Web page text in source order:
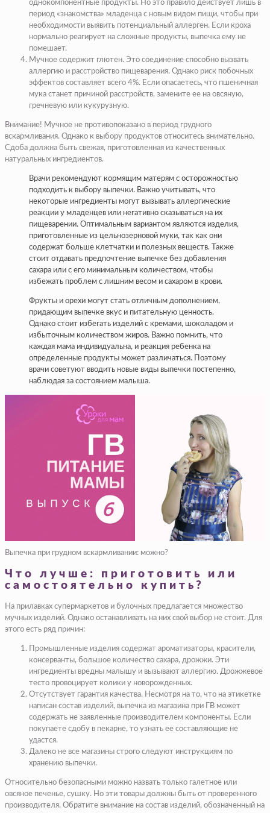
однокомпонентные продукты. Но это правило действует лишь в
период «знакомства» младенца с новым видом пищи, чтобы при
необходимости выявить потенциальный аллерген. Если кроха
нормально реагирует на сложные продукты, выпечка ему не
помешает.
Мучное содержит глютен. Это соединение способно вызвать
аллергию и расстройство пищеварения. Однако риск побочных
эффектов составляет всего 4%. Если опасаетесь, что пшеничная
мука станет причиной расстройств, замените ее на овсяную,
гречневую или кукурузную.
Внимание! Мучное не противопоказано в период грудного
вскармливания. Однако к выбору продуктов относитесь внимательно.
Сдоба должна быть свежая, приготовленная из качественных
натуральных ингредиентов.
Врачи рекомендуют кормящим матерям с осторожностью
подходить к выбору выпечки. Важно учитывать, что
некоторые ингредиенты могут вызывать аллергические
реакции у младенцев или негативно сказываться на их
пищеварении. Оптимальным вариантом являются изделия,
приготовленные из цельнозерновой муки, так как они
содержат больше клетчатки и полезных веществ. Также
стоит отдавать предпочтение выпечке без добавления
сахара или с его минимальным количеством, чтобы
избежать проблем с лишним весом и сахаром в крови.
Фрукты и орехи могут стать отличным дополнением,
придающим выпечке вкус и питательную ценность.
Однако стоит избегать изделий с кремами, шоколадом и
избыточным количеством жиров. Важно помнить, что
каждая мама индивидуальна, и реакция ребенка на
определенные продукты может различаться. Поэтому
врачи советуют вводить новые виды выпечки постепенно,
наблюдая за состоянием малыша.
Выпечка при грудном вскармливании: можно?
Что лучше: приготовить или
самостоятельно купить?
На прилавках супермаркетов и булочных предлагается множество
мучных изделий. Однако останавливать на них свой выбор не стоит. Для
этого есть ряд причин:
Промышленные изделия содержат ароматизаторы, красители,
консерванты, большое количество сахара, дрожжи. Эти
ингредиенты вредны малышу и вызывают аллергию. Дрожжевое
тесто провоцирует колики у новорожденных.
Отсутствует гарантия качества. Несмотря на то, что на этикетке
написан состав изделий, выпечка из магазина при ГВ может
содержать не заявленные производителем компоненты. Если
покупаете сдобу в пекарне, то узнать ее составляющие не
удастся.
Далеко не все магазины строго следуют инструкциям по
хранению выпечки.
Относительно безопасными можно назвать только галетное или
овсяное печенье, сушку. Но эти товары должны быть от проверенного
производителя. Обратите внимание на состав изделий, обозначенный на